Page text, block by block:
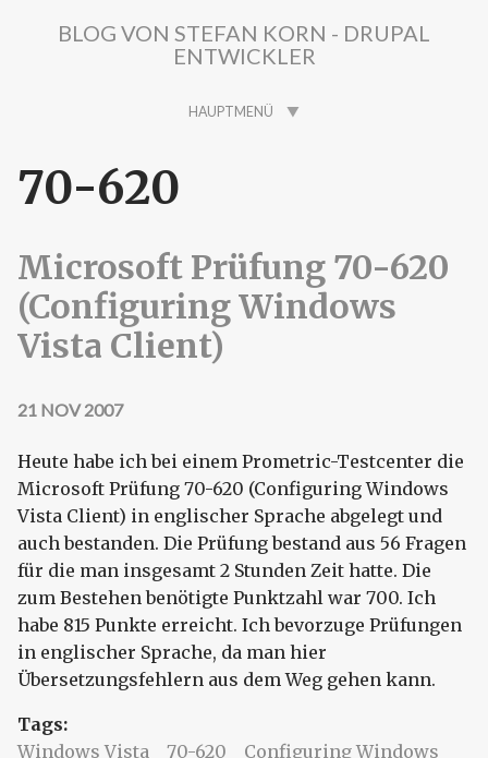
BLOG VON STEFAN KORN - DRUPAL
ENTWICKLER
HAUPTMENÜ
70-620
Microsoft Prüfung 70-620
(Configuring Windows
Vista Client)
21 NOV 2007
Heute habe ich bei einem Prometric-Testcenter die
Microsoft Prüfung 70-620 (Configuring Windows
Vista Client) in englischer Sprache abgelegt und
auch bestanden. Die Prüfung bestand aus 56 Fragen
für die man insgesamt 2 Stunden Zeit hatte. Die
zum Bestehen benötigte Punktzahl war 700. Ich
habe 815 Punkte erreicht. Ich bevorzuge Prüfungen
in englischer Sprache, da man hier
Übersetzungsfehlern aus dem Weg gehen kann.
Tags:
Windows Vista
70-620
Configuring Windows